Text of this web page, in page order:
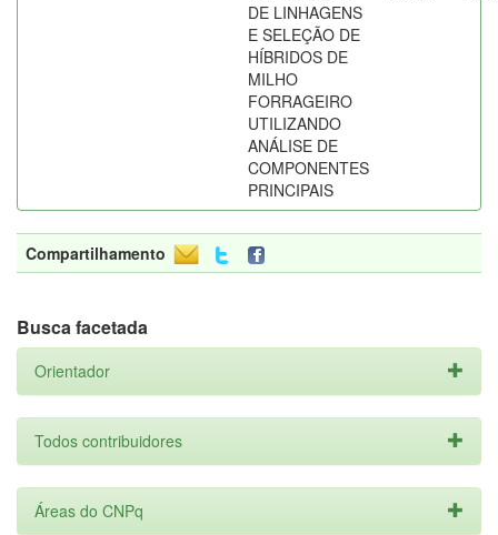
DE LINHAGENS
E SELEÇÃO DE
HÍBRIDOS DE
MILHO
FORRAGEIRO
UTILIZANDO
ANÁLISE DE
COMPONENTES
PRINCIPAIS
Compartilhamento
Busca facetada
Orientador
Todos contribuidores
Áreas do CNPq